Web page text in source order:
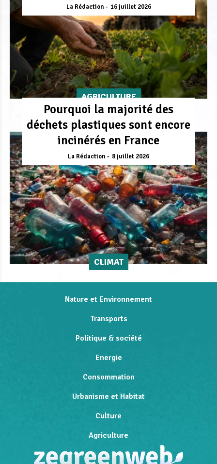
La Rédaction 16 juillet 2026
AGRICULTURE
Pourquoi la majorité des
déchets plastiques sont encore
incinérés en France
La Rédaction 8 juillet 2026
CLIMAT
Nature et Environnement
Transports
Politique & société
Energie
Consommation
Urbanisme et Habitat
Culture
Agriculture